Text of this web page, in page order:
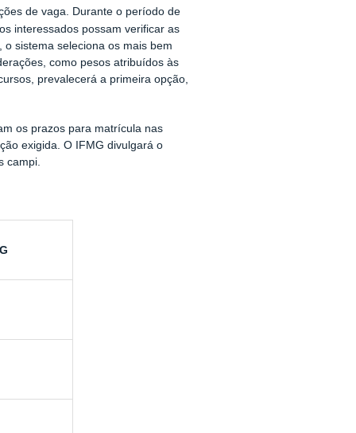
de vaga. Durante o período de
interessados possam verificar as
sistema seleciona os mais bem
como pesos atribuídos às
prevalecerá a primeira opção,
os prazos para matrícula nas
exigida. O IFMG divulgará o
campi.